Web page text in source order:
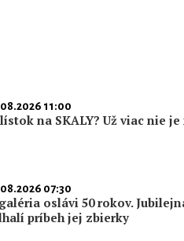
11:00
na SKALY? Už viac nie je
07:30
oslávi 50 rokov.
príbeh jej zbierky